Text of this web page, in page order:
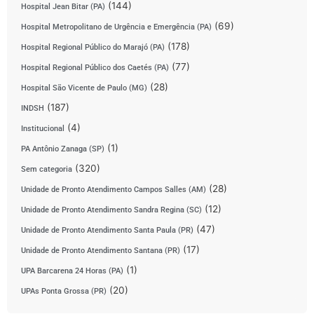
Hospital Jean Bitar (PA) (144)
Hospital Metropolitano de Urgência e Emergência (PA) (69)
Hospital Regional Público do Marajó (PA) (178)
Hospital Regional Público dos Caetés (PA) (77)
Hospital São Vicente de Paulo (MG) (28)
INDSH (187)
Institucional (4)
PA Antônio Zanaga (SP) (1)
Sem categoria (320)
Unidade de Pronto Atendimento Campos Salles (AM) (28)
Unidade de Pronto Atendimento Sandra Regina (SC) (12)
Unidade de Pronto Atendimento Santa Paula (PR) (47)
Unidade de Pronto Atendimento Santana (PR) (17)
UPA Barcarena 24 Horas (PA) (1)
UPAs Ponta Grossa (PR) (20)